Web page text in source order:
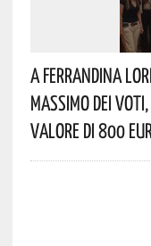
A Ferrandina
Massimo Dei
Valore Di 800